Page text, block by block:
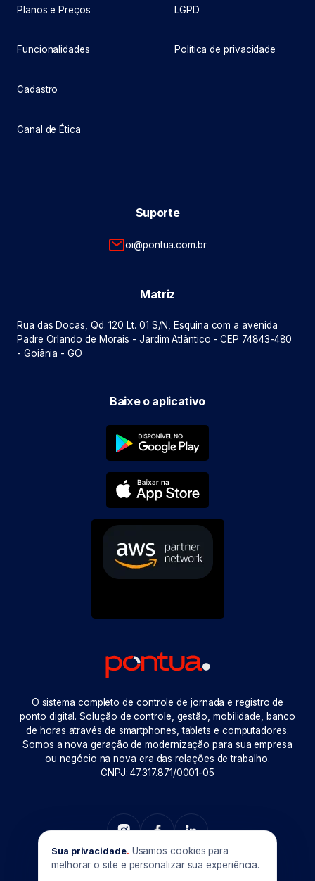
Planos e Preços
Funcionalidades
Cadastro
Canal de Ética
LGPD
Política de privacidade
Suporte
oi@pontua.com.br
Matriz
Rua das Docas, Qd. 120 Lt. 01 S/N, Esquina com a avenida
Padre Orlando de Morais - Jardim Atlântico - CEP 74843-480
- Goiânia - GO
Baixe o aplicativo
O sistema completo de controle de jornada e registro de
ponto digital. Solução de controle, gestão, mobilidade, banco
de horas através de smartphones, tablets e computadores.
Somos a nova geração de modernização para sua empresa
ou negócio na nova era das relações de trabalho.
CNPJ: 47.317.871/0001-05
Sua privacidade. Usamos cookies para
melhorar o site e personalizar sua experiência.